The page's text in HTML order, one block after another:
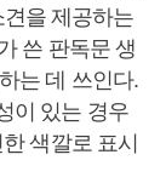
을 제공하는
쓴 판독문 생
는 데 쓰인다.
이 있는 경우
색깔로 표시